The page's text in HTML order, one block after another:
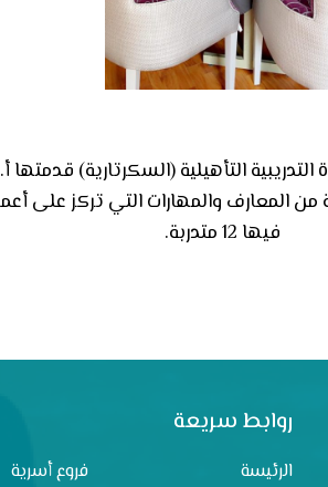
التأهيلية (السكرتارية)
فيها 12 متدربة.
روابط سريعة
الرئيسة فروع أسرية